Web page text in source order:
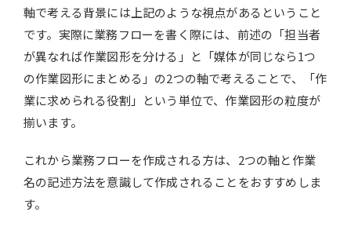
軸で考える背景には上記のような視点があるということ
です。実際に業務フローを書く際には、前述の「担当者
が異なれば作業図形を分ける」と「媒体が同じなら1つ
の作業図形にまとめる」の2つの軸で考えることで、「作
業に求められる役割」という単位で、作業図形の粒度が
揃います。
これから業務フローを作成される方は、2つの軸と作業
名の記述方法を意識して作成されることをおすすめしま
す。